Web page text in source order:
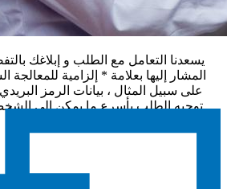
يسعدنا التعامل مع الطلب و إبلاغك
المشار إليها بعلامة * إلزامية
على سبيل المثال ، بيانات الرمز
توجيه الطلب بأسرع ما يمكن إلى